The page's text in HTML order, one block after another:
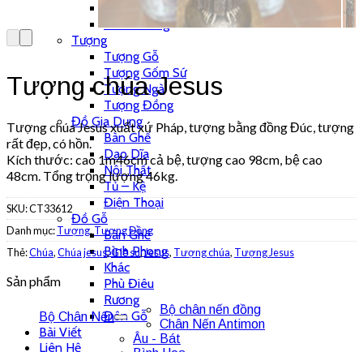
Tranh Đồng
Tượng
Tượng Gỗ
Tượng Gốm Sứ
Tượng Ngà
Tượng Đồng
Đồ Gia Dụng
Bàn Ghế
Dao Dĩa
Nội Thất
Tủ – Kệ
Điện Thoại
Đồ Gỗ
Bàn Ghế
Bình Phong
Khác
Phù Điêu
Rương
Đôn Gỗ
Bài Viết
Liên Hệ
Tượng chúa Jesus
Tượng chúa Jesus xuất xứ Pháp, tượng bằng đồng Đúc, tượng
rất đẹp, có hồn.
Kích thước: cao 1m46cm cả bệ, tượng cao 98cm, bệ cao
48cm. Tổng trọng lượng 46kg.
SKU:CT33612
Danh mục:Tượng, Tượng Đồng
Thẻ:Chúa,Chúa jesus,GIê su,Jesus, Tượng chúa, Tượng Jesus
Sản phẩm
Bộ Chân Nến
Bộ chân nến đồng
Chân Nến Antimon
Âu - Bát